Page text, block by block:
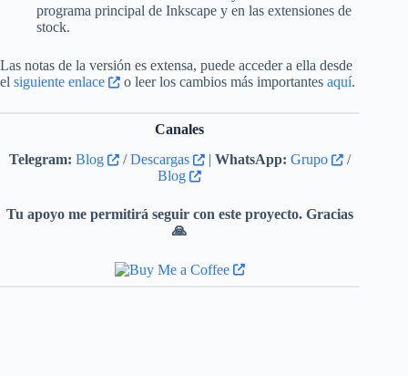
programa principal de Inkscape y en las extensiones de
stock.
Las notas de la versión es extensa, puede acceder a ella desde
el siguiente enlace o leer los cambios más importantes aquí.
Canales
Telegram: Blog /Descargas | WhatsApp: Grupo
/
Blog
Tu apoyo me permitirá seguir con este proyecto. Gracias
🙏